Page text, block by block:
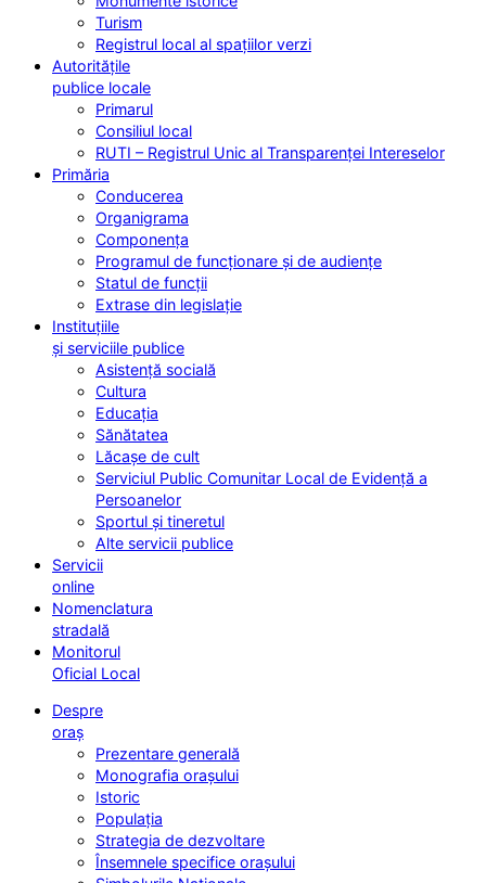
Turism
Registrul local al spațiilor verzi
Autoritățile
publice locale
Primarul
Consiliul local
RUTI – Registrul Unic al Transparenței Intereselor
Primăria
Conducerea
Organigrama
Componența
Programul de funcționare și de audiențe
Statul de funcții
Extrase din legislație
Instituțiile
și serviciile publice
Asistență socială
Cultura
Educația
Sănătatea
Lăcașe de cult
Serviciul Public Comunitar Local de Evidență a
Persoanelor
Sportul și tineretul
Alte servicii publice
Servicii
online
Nomenclatura
stradală
Monitorul
Oficial Local
Despre
oraș
Prezentare generală
Monografia orașului
Istoric
Populația
Strategia de dezvoltare
Însemnele specifice orașului